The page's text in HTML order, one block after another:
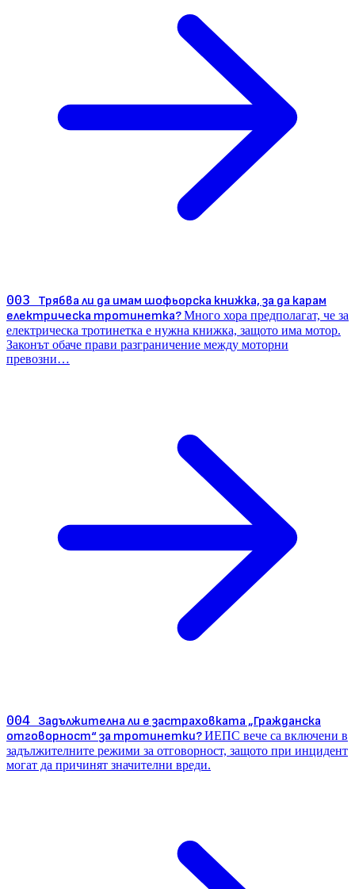
003 Трябва ли да имам шофьорска книжка, за да карам
електрическа тротинетка?Много хора предполагат, че за
електрическа тротинетка е нужна книжка, защото има мотор.
Законът обаче прави разграничение между моторни
превозни…
004 Задължителна ли е застраховката „Гражданска
отговорност“ за тротинетки?ИЕПС вече са включени в
задължителните режими за отговорност, защото при инцидент
могат да причинят значителни вреди.